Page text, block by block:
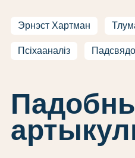
Эрнэст Хартман
Псіхааналіз